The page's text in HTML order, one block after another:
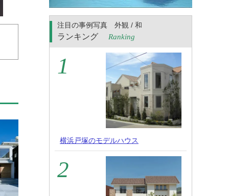
注目の事例写真 外観 / 和
ランキング Ranking
横浜戸塚のモデルハウス